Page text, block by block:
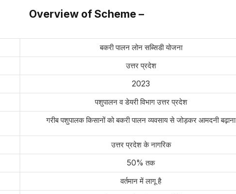
Overview of Scheme –
बकरी पालन लोन सब्सिडी योजना
उत्तर प्रदेश
2023
पशुपालन व डेयरी विभाग उत्तर प्रदेश
गरीब पशुपालक किसानों को बकरी पालन व्यवसाय से जोड़कर आमदनी बढ़ाना
उत्तर प्रदेश के नागरिक
50% तक
वर्तमान में लागू है